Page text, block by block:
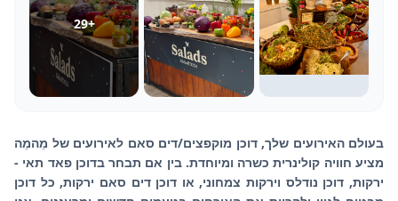
+
29
בעולם האירועים שלך, דוכן מוקפצים/דים סאם לאירועים של מֵהמֵה
מציע חוויה קולינרית כשרה ומיוחדת. בין אם תבחר בדוכן פאד תאי -
ירקות, דוכן נודלס וירקות צמחוני, או דוכן דים סאם ירקות, כל דוכן